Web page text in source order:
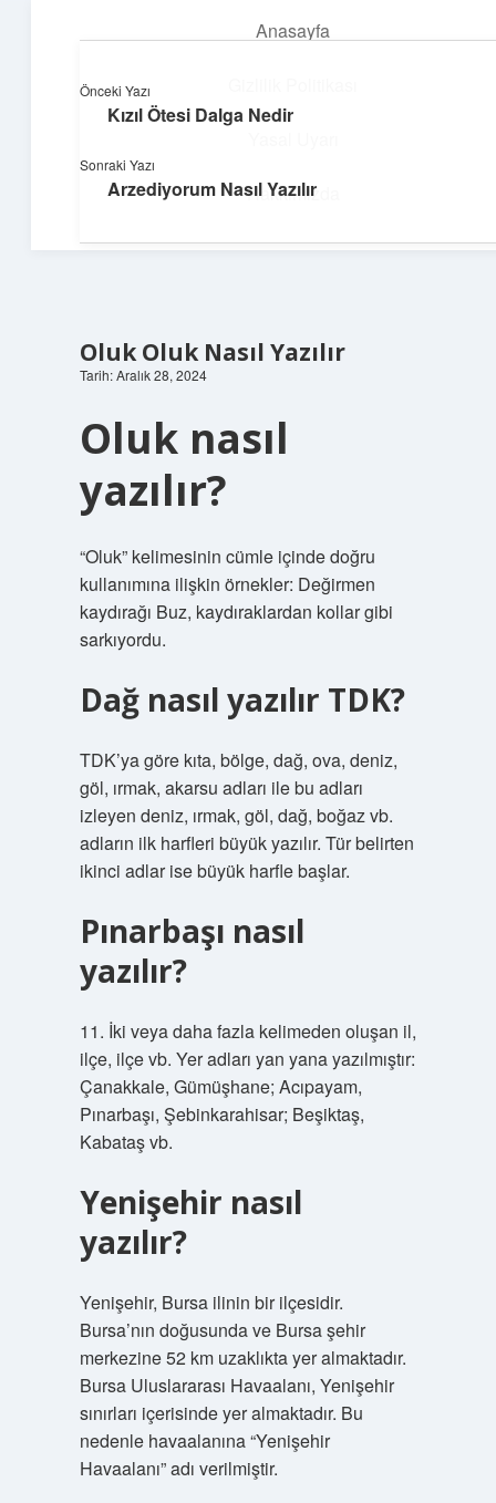
Anasayfa
Hakkımızda
Güneşli Fikir Esintisi
Enerji dolu önerilerle gününü aydınlat!
Oluk Oluk Nasıl Yazılır
Tarih: Aralık 28, 2024
Oluk nasıl
yazılır?
“Oluk” kelimesinin cümle içinde doğru
kullanımına ilişkin örnekler: Değirmen
kaydırağı Buz, kaydıraklardan kollar gibi
sarkıyordu.
Dağ nasıl yazılır TDK?
TDK’ya göre kıta, bölge, dağ, ova, deniz,
göl, ırmak, akarsu adları ile bu adları
izleyen deniz, ırmak, göl, dağ, boğaz vb.
adların ilk harfleri büyük yazılır. Tür belirten
ikinci adlar ise büyük harfle başlar.
Pınarbaşı nasıl
yazılır?
11. İki veya daha fazla kelimeden oluşan il,
ilçe, ilçe vb. Yer adları yan yana yazılmıştır:
Çanakkale, Gümüşhane; Acıpayam,
Pınarbaşı, Şebinkarahisar; Beşiktaş,
Kabataş vb.
Yenişehir nasıl
yazılır?
Yenişehir, Bursa ilinin bir ilçesidir.
Bursa’nın doğusunda ve Bursa şehir
merkezine 52 km uzaklıkta yer almaktadır.
Bursa Uluslararası Havaalanı, Yenişehir
sınırları içerisinde yer almaktadır. Bu
nedenle havaalanına “Yenişehir
Havaalanı” adı verilmiştir.
Önceki Yazı
Kızıl Ötesi Dalga Nedir
Sonraki Yazı
Arzediyorum Nasıl Yazılır